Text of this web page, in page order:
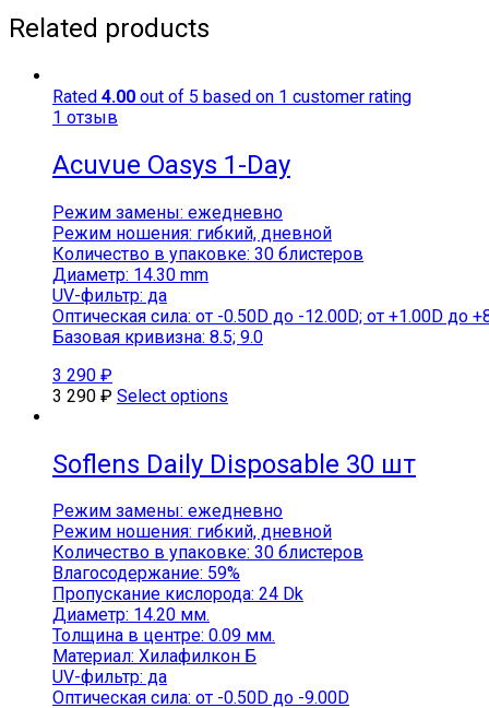
Related products
Rated 4.00 out of 5 based on 1 customer rating
1 отзыв
Acuvue Oasys 1-Day
Режим замены: ежедневно
Режим ношения: гибкий, дневной
Количество в упаковке: 30 блистеров
Диаметр: 14.30 mm
UV-фильтр: да
Оптическая сила: от -0.50D до -12.00D; от +1.00D до
Базовая кривизна: 8.5; 9.0
3 290 ₽
3 290 ₽ Select options
Soflens Daily Disposable 30 шт
Режим замены: ежедневно
Режим ношения: гибкий, дневной
Количество в упаковке: 30 блистеров
Влагосодержание: 59%
Пропускание кислорода: 24 Dk
Диаметр: 14.20 мм.
Толщина в центре: 0.09 мм.
Материал: Хилафилкон Б
UV-фильтр: да
Оптическая сила: от -0.50D до -9.00D